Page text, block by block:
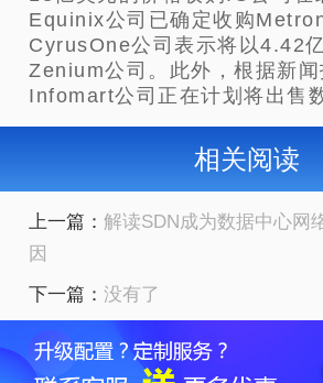
Equinix公司已确定收购
CyrusOne公司表示将以4.42
Zenium公司。此外，根据新闻
Infomart公司正在计划将出售
相关阅读
上一篇：解读SDN成为数据中心网
因
下一篇： 没有了